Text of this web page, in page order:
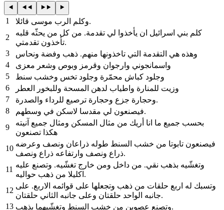
1
وكلم الرب موسى قائلا.
2
كلم بني اسرائيل ان يأخذوا لي تقدمة. من كل من يحثّه قلبه
تأخذون تقدمتي.
3
وهذه هي التقدمة التي تاخذونها منهم. ذهب وفضة ونحاس
4
واسمانجوني وارجوان وقرمز وبوص وشعر معزى
5
وجلود كباش محمّرة وجلود تخس وخشب سنط
6
وزيت للمنارة واطياب لدهن المسحة وللبخور العطر
7
وحجارة جزع وحجارة ترصيع للرداء والصدرة.
8
فيصنعون لي مقدسا لاسكن في وسطهم.
9
بحسب جميع ما انا أريك من مثال المسكن ومثال جميع آنيته
هكذا تصنعون
10
فيصنعون تابوتا من خشب السنط طوله ذراعان ونصف وعرضه
ذراع ونصف وارتفاعه ذراع ونصف.
11
وتغشّيه بذهب نقي. من داخل ومن خارج تغشّيه. وتصنع عليه
اكليلا من ذهب حواليه.
12
وتسبك له اربع حلقات من ذهب وتجعلها على قوائمه الاربع. على
جانبه الواحد حلقتان وعلى جانبه الثاني حلقتان.
13
وتصنع عصوين من خشب السنط وتغشّيهما بذهب.